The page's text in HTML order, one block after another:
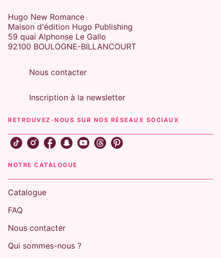
Hugo New Romance
Maison d'édition Hugo Publishing
59 quai Alphonse Le Gallo
92100 BOULOGNE-BILLANCOURT
Nous contacter
Inscription à la newsletter
RETROUVEZ-NOUS SUR NOS RÉSEAUX SOCIAUX
NOTRE CATALOGUE
Catalogue
FAQ
Nous contacter
Qui sommes-nous ?